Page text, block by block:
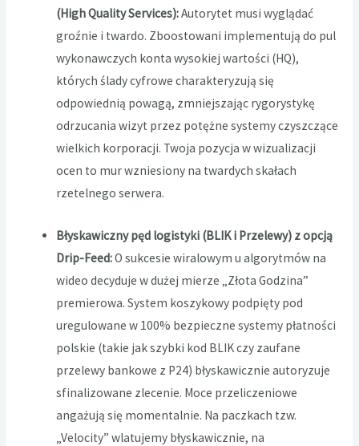
(High Quality Services):Autorytet musi wyglądać
groźnie i twardo. Zboostowani implementują do pul
wykonawczych konta wysokiej wartości (HQ),
których ślady cyfrowe charakteryzują się
odpowiednią powagą, zmniejszając rygorystykę
odrzucania wizyt przez potężne systemy czyszczące
wielkich korporacji. Twoja pozycja w wizualizacji
ocen to mur wzniesiony na twardych skałach
rzetelnego serwera.
Błyskawiczny pęd logistyki (BLIK i Przelewy) z opcją
Drip-Feed:O sukcesie wiralowym u algorytmów na
wideo decyduje w dużej mierze „Złota Godzina”
premierowa. System koszykowy podpięty pod
uregulowane w 100% bezpieczne systemy płatności
polskie (takie jak szybki kod BLIK czy zaufane
przelewy bankowe z P24) błyskawicznie autoryzuje
sfinalizowane zlecenie. Moce przeliczeniowe
angażują się momentalnie. Na paczkach tzw.
„Velocity” wlatujemy błyskawicznie, na